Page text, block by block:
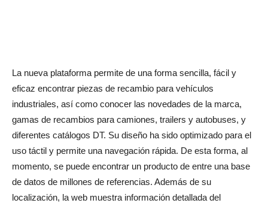
La nueva plataforma permite de una forma sencilla, fácil y
eficaz encontrar piezas de recambio para vehículos
industriales, así como conocer las novedades de la marca,
gamas de recambios para camiones, trailers y autobuses, y
diferentes catálogos DT. Su diseño ha sido optimizado para el
uso táctil y permite una navegación rápida. De esta forma, al
momento, se puede encontrar un producto de entre una base
de datos de millones de referencias. Además de su
localización, la web muestra información detallada del